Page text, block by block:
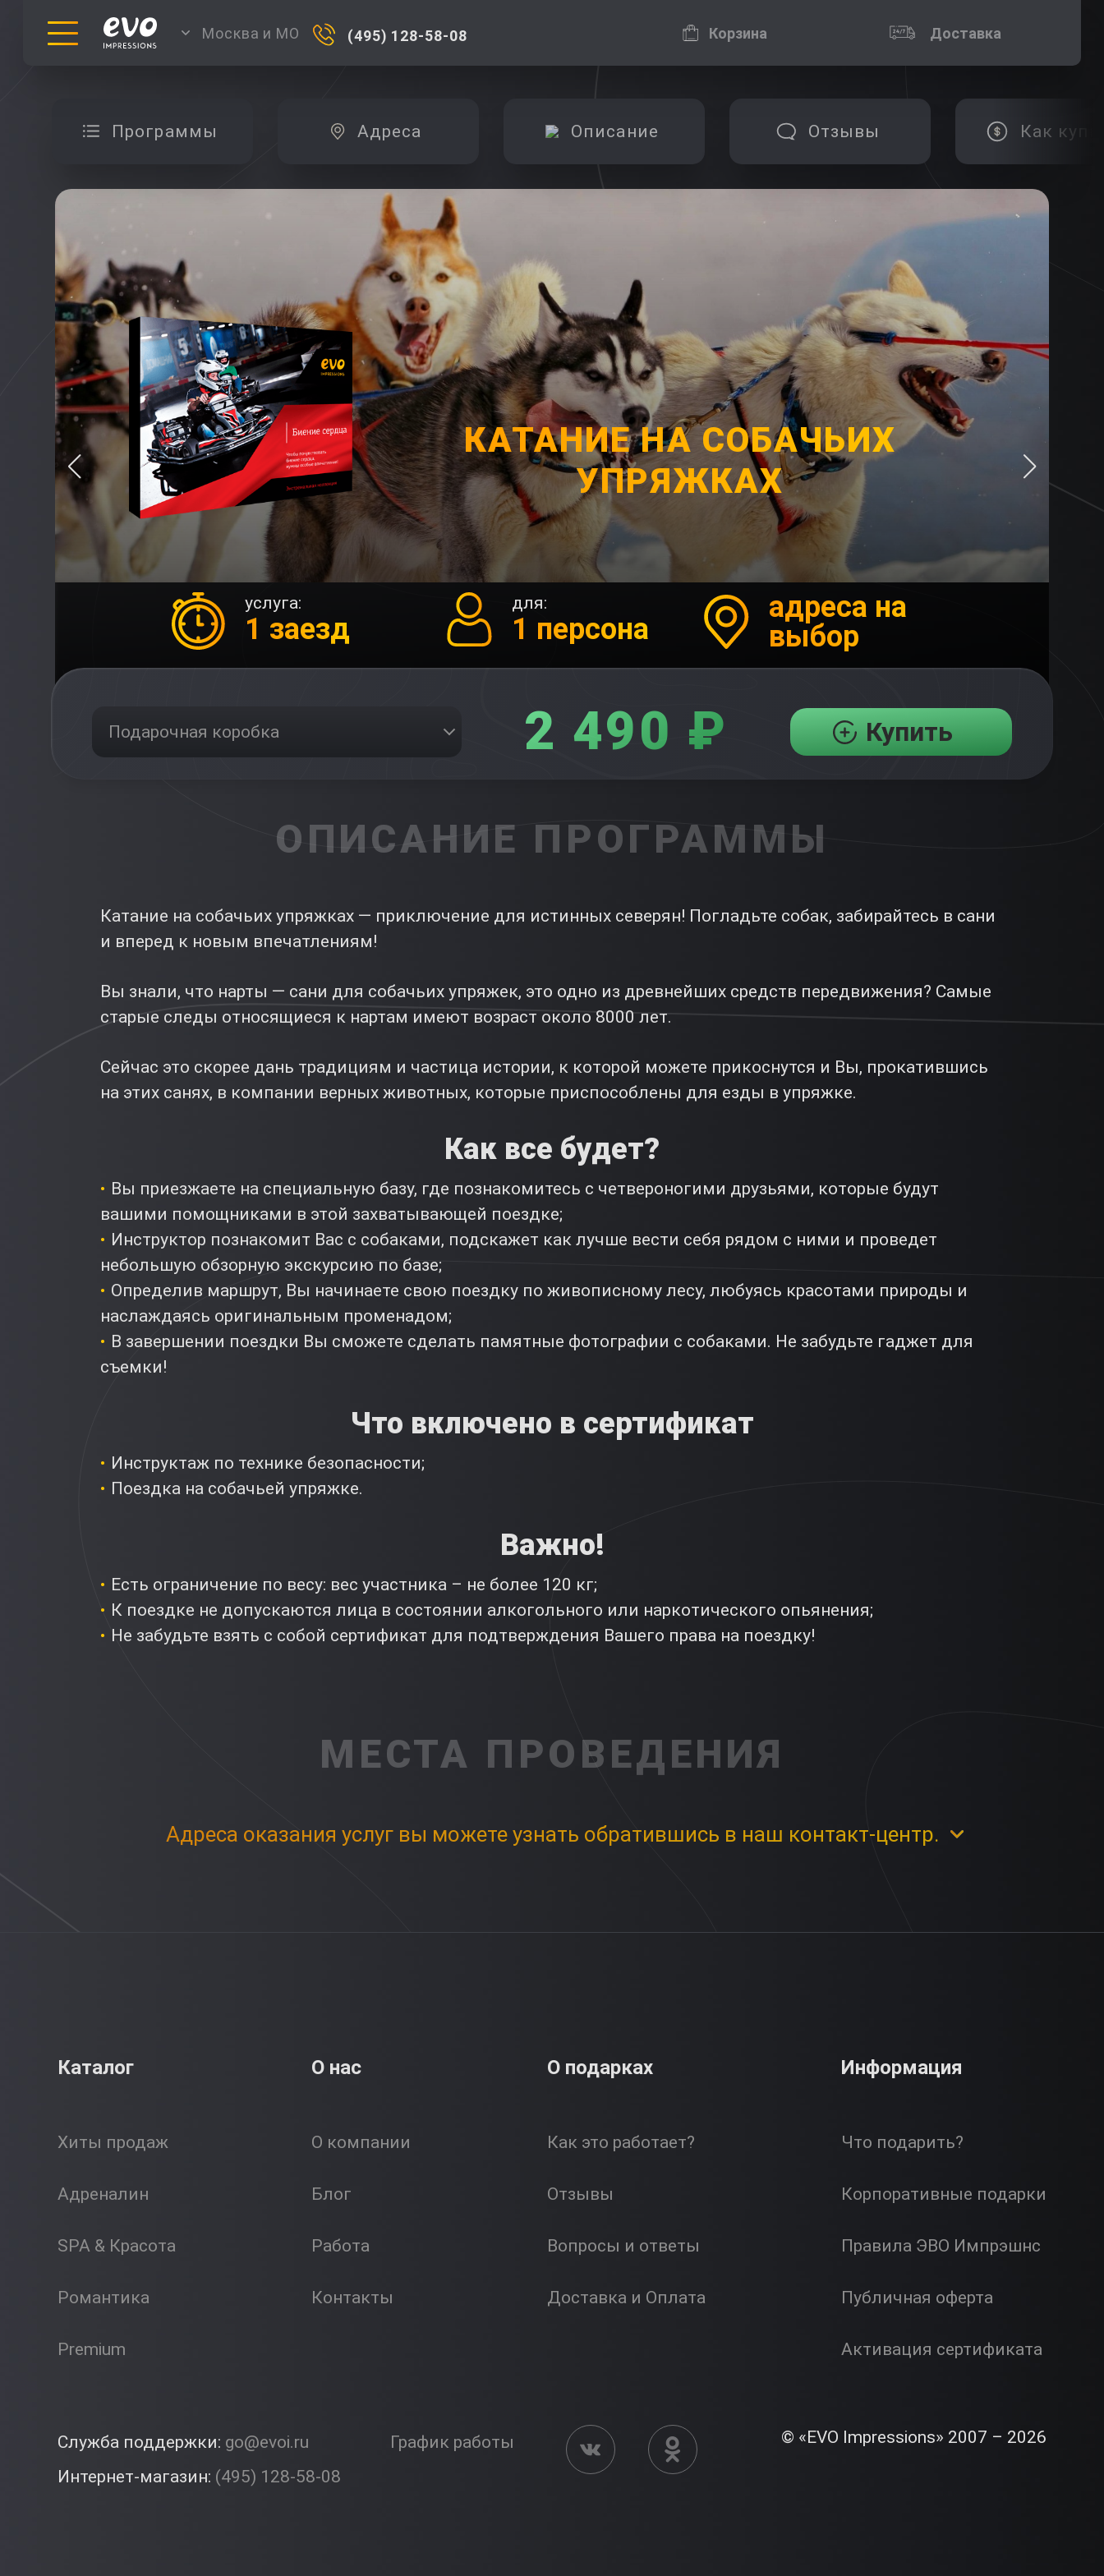
Москва и МО (495) 128-58-08 Корзина Доставка
Программы Адреса Описание Отзывы Как
КАТАНИЕ НА СОБАЧЬИХ
УПРЯЖКАХ
услуга:
1 заезд
для:
1 персона
адреса на
выбор
Подарочная коробка 2 490 ₽ Купить
ОПИСАНИЕ ПРОГРАММЫ
Катание на собачьих упряжках — приключение для истинных северян! Погладьте собак, забирайтесь в сани
и вперед к новым впечатлениям!
Вы знали, что нарты — сани для собачьих упряжек, это одно из древнейших средств передвижения? Самые
старые следы относящиеся к нартам имеют возраст около 8000 лет.
Сейчас это скорее дань традициям и частица истории, к которой можете прикоснутся и Вы, прокатившись
на этих санях, в компании верных животных, которые приспособлены для езды в упряжке.
Как все будет?
Вы приезжаете на специальную базу, где познакомитесь с четвероногими друзьями, которые будут
вашими помощниками в этой захватывающей поездке;
Инструктор познакомит Вас с собаками, подскажет как лучше вести себя рядом с ними и проведет
небольшую обзорную экскурсию по базе;
Определив маршрут, Вы начинаете свою поездку по живописному лесу, любуясь красотами природы и
наслаждаясь оригинальным променадом;
В завершении поездки Вы сможете сделать памятные фотографии с собаками. Не забудьте гаджет для
съемки!
Что включено в сертификат
Инструктаж по технике безопасности;
Поездка на собачьей упряжке.
Важно!
Есть ограничение по весу: вес участника – не более 120 кг;
К поездке не допускаются лица в состоянии алкогольного или наркотического опьянения;
Не забудьте взять с собой сертификат для подтверждения Вашего права на поездку!
МЕСТА ПРОВЕДЕНИЯ
Адреса оказания услуг вы можете узнать обратившись в наш контакт-центр.
Каталог
Хиты продаж
Адреналин
SPA & Красота
Романтика
Premium
О нас
О компании
Блог
Работа
Контакты
О подарках
Как это работает?
Отзывы
Вопросы и ответы
Доставка и Оплата
Информация
Что подарить?
Корпоративные подарки
Правила ЭВО Импрэшнс
Публичная оферта
Активация сертификата
Служба поддержки: go@evoi.ru
Интернет-магазин: (495) 128-58-08
График работы © «EVO Impressions» 2007 – 2026